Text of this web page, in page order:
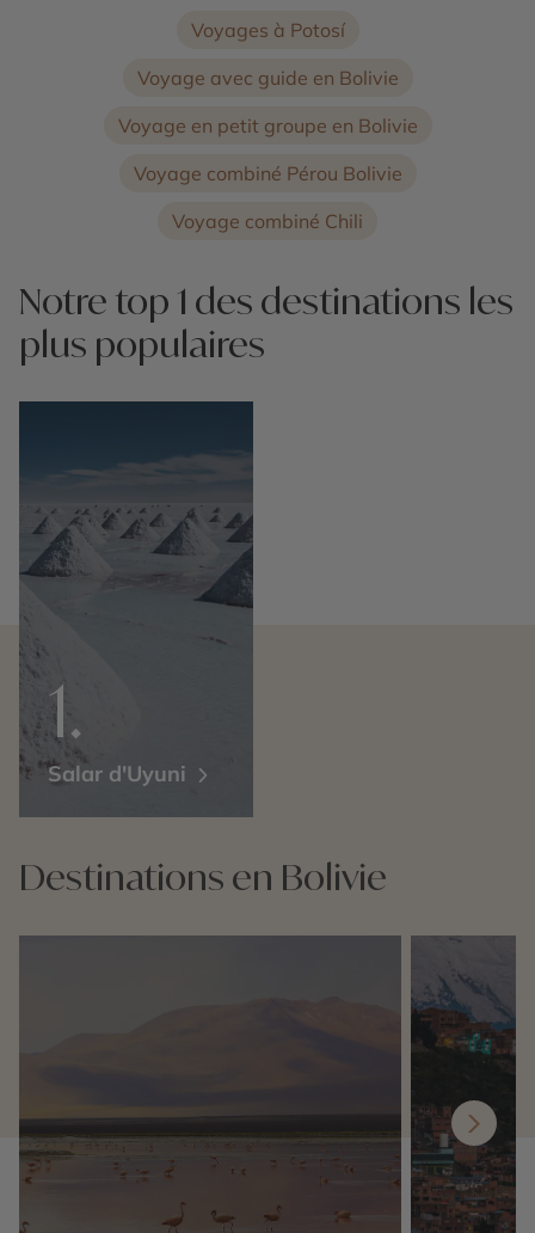
Voyages à Potosí
Voyage avec guide en Bolivie
Voyage en petit groupe en Bolivie
Voyage combiné Pérou Bolivie
Voyage combiné Chili
Notre top 1 des destinations les
plus populaires
Salar d'Uyuni
Destinations en Bolivie